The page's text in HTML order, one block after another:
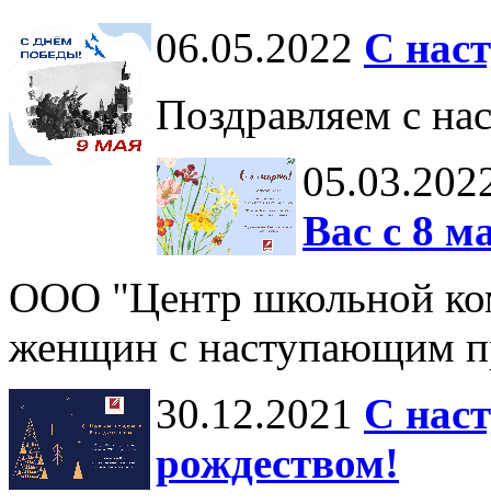
06.05.2022 С
Поздравляем с
Вас с 8
ООО "Центр школьной
женщин с наступающим
30.12.2021 С
рождеством!